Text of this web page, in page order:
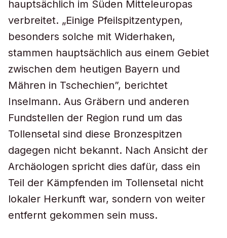
hauptsächlich im Süden Mitteleuropas
verbreitet. „Einige Pfeilspitzentypen,
besonders solche mit Widerhaken,
stammen hauptsächlich aus einem Gebiet
zwischen dem heutigen Bayern und
Mähren in Tschechien”, berichtet
Inselmann. Aus Gräbern und anderen
Fundstellen der Region rund um das
Tollensetal sind diese Bronzespitzen
dagegen nicht bekannt. Nach Ansicht der
Archäologen spricht dies dafür, dass ein
Teil der Kämpfenden im Tollensetal nicht
lokaler Herkunft war, sondern von weiter
entfernt gekommen sein muss.